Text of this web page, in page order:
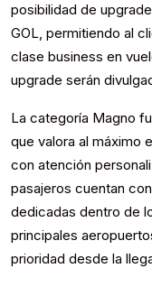
posibilidad de
GOL, permitiendo al
clase business en
upgrade serán
La categoría Magno
que valora al máximo
con atención
pasajeros cuentan
dedicadas dentro de
principales
prioridad desde la